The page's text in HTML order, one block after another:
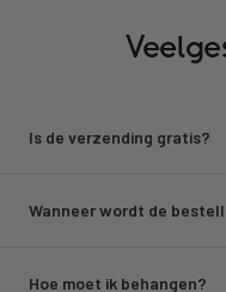
Is de verzending gratis?
Wanneer wordt de
Hoe moet ik behangen?